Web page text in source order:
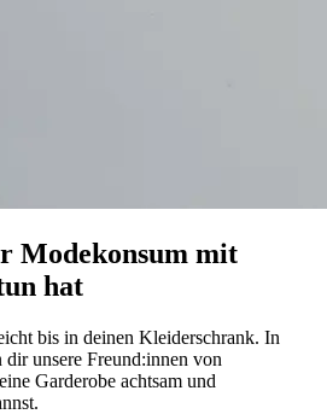
Modekonsum mit
hat
bis in deinen Kleiderschrank. In
unsere Freund:innen von
Garderobe achtsam und